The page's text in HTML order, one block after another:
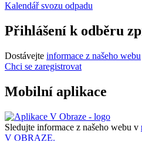
Kalendář svozu odpadu
Přihlášení k odběru
Dostávejte informace z našeho webu
Chci se zaregistrovat
Mobilní aplikace
Sledujte informace z našeho webu v
V OBRAZE.